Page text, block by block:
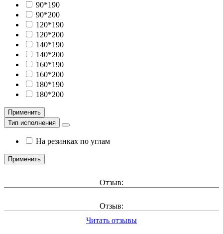
90*190
90*200
120*190
120*200
140*190
140*200
160*190
160*200
180*190
180*200
Применить
Тип исполнения
На резинках по углам
Применить
Отзыв:
Отзыв:
Читать отзывы